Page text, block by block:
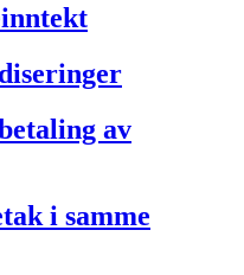
av
i samme